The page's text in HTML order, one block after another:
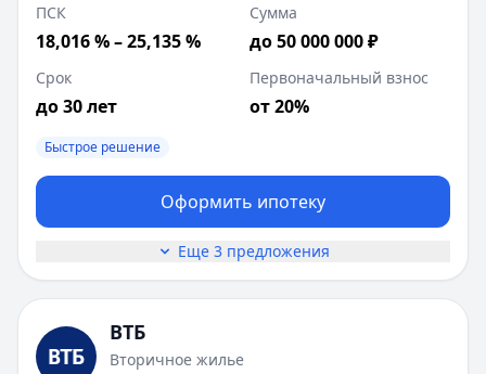
ПСК
18,016 % – 25,135 %
Сумма
до 50 000 000 ₽
Срок
до 30 лет
Первоначальный взнос
от 20%
Быстрое решение
Оформить ипотеку
Еще 3 предложения
ВТБ
Вторичное жилье